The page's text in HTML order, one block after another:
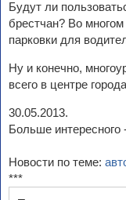
Будут ли
брестчан? Во многом
парковки для
Ну и конечно,
всего в центре
30.05.2013.
Больше интересного
Новости по теме:
***